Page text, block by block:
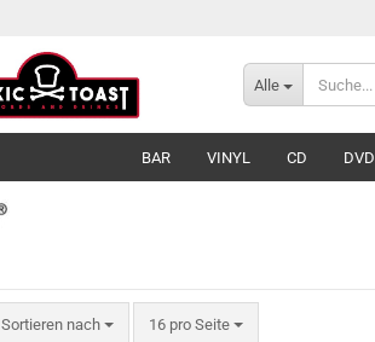
Alle
BAR VINYL CD DVD
Sortieren nach
Sortieren nach 16 pro Seite
pro Seite